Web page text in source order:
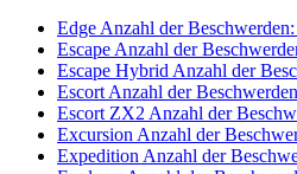
Edge Anzahl der Beschwerden:
Escape Anzahl der
Escape Hybrid Anzahl der
Escort Anzahl der
Escort ZX2 Anzahl der
Excursion Anzahl der
Expedition Anzahl der